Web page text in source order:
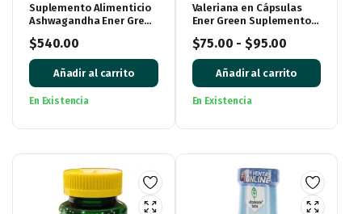
Suplemento Alimenticio
Ashwagandha Ener Green
$540.00
Añadir al carrito
En Existencia
Valeriana en Cápsulas
Ener Green Suplemento
$75.00 - $95.00
Añadir al carrito
En Existencia